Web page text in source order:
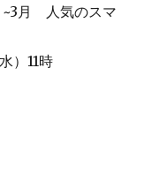
月 人気のスマ
）11時